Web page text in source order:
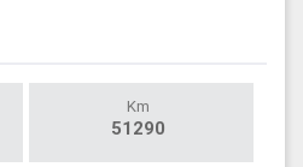
Km
51290